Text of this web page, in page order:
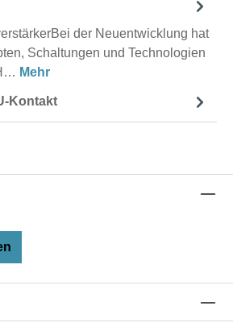
der Neuentwicklung hat
Schaltungen und Technologien
Mehr
Kontakt